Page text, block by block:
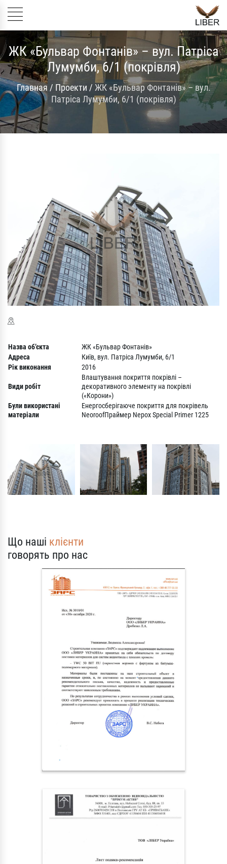
ЖК «Бульвар Фонтанів» – вул. Патріса
Лумумби, 6/1 (покрівля)
Главная/ Проекти / ЖК «Бульвар Фонтанів» – вул.
Патріса Лумумби, 6/1 (покрівля)
Назва об’єкта
ЖК «Бульвар Фонтанів»
Адреса
Київ, вул. Патріса Лумумби, 6/1
Рік виконання
2016
Види робіт
Влаштування покриття покрівлі –
декоративного элементу на покрівлі
(«Корони»)
Були використані
матеріали
Енергосберігаюче покриття для покрівель
NeoroofПраймер Nepox Special Primer 1225
Що наші клієнти
говорять про нас